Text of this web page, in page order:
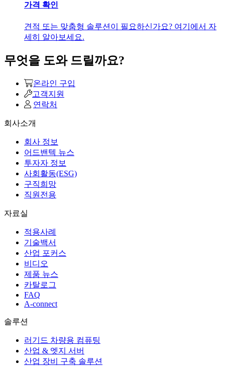
가격 확인
견적 또는 맞춤형 솔루션이 필요하신가요? 여기에서 자
세히 알아보세요.
무엇을 도와 드릴까요?
온라인 구입
고객지원
연락처
회사소개
회사 정보
어드밴텍 뉴스
투자자 정보
사회활동(ESG)
구직희망
직원전용
자료실
적용사례
기술백서
산업 포커스
비디오
제품 뉴스
카탈로그
FAQ
A-connect
솔루션
러기드 차량용 컴퓨팅
산업 & 엣지 서버
산업 장비 구축 솔루션